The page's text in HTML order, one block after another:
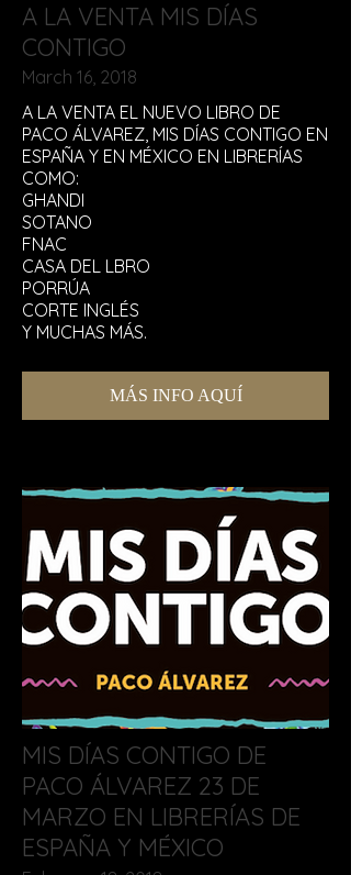
A LA VENTA MIS DÍAS
CONTIGO
March 16, 2018
A LA VENTA EL NUEVO LIBRO DE
PACO ÁLVAREZ, MIS DÍAS CONTIGO EN
ESPAÑA Y EN MÉXICO EN LIBRERÍAS
COMO:
GHANDI
SOTANO
FNAC
CASA DEL LBRO
PORRÚA
CORTE INGLÉS
Y MUCHAS MÁS.
MÁS INFO AQUÍ
MIS DÍAS CONTIGO DE
PACO ÁLVAREZ 23 DE
MARZO EN LIBRERÍAS DE
ESPAÑA Y MÉXICO